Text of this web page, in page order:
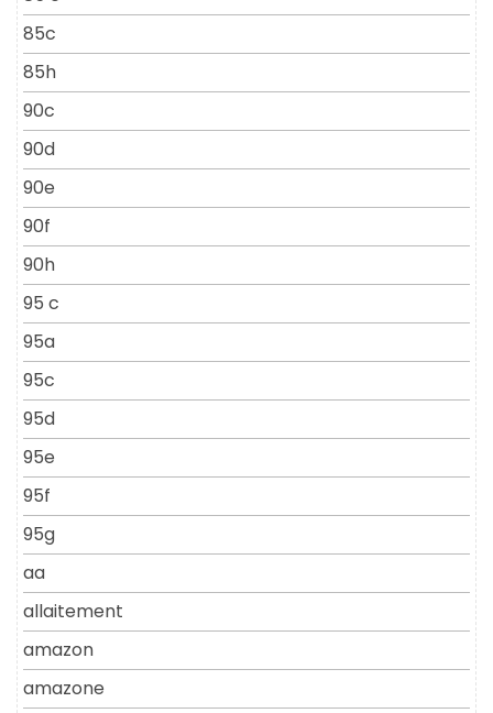
85c
85h
90c
90d
90e
90f
90h
95 c
95a
95c
95d
95e
95f
95g
aa
allaitement
amazon
amazone